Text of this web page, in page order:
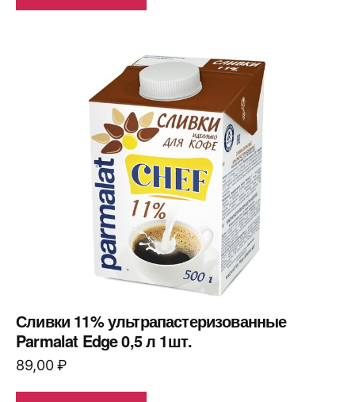
Сливки 11% ультрапастеризованные
Parmalat Edge 0,5 л 1шт.
89,00₽